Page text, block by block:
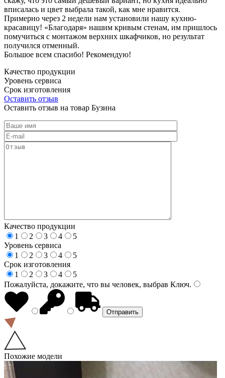
вписалась и цвет выбрала такой, как мне нравится.
Примерно через 2 недели нам установили нашу кухню-
красавицу! «Благодаря» нашим кривым стенам, им пришлось
помучиться с монтажом верхних шкафчиков, но результат
получился отменный.
Большое всем спасибо! Рекомендую!
Качество продукции
Уровень сервиса
Срок изготовления
Оставить отзыв
Оставить отзыв на товар Бузина
Качество продукции
1
2 3 4
5
Уровень сервиса
1
2 3 4
5
Срок изготовления
1
2 3 4
5
Пожалуйста, докажите, что вы человек, выбрав Ключ.
Похожие модели